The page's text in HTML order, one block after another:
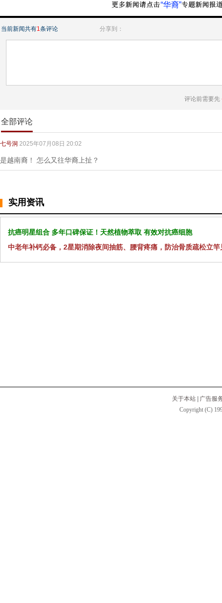
“华裔”
当前新闻共有1条评论 分享到：
评论前需要先
全部评论
七号洞 2025年07月08日 20:02
是越南裔！ 怎么又往华裔上扯？
实用资讯
抗癌明星组合 多年口碑保证！天然植物萃取 有效对抗癌细胞
中老年补钙必备，2星期消除夜间抽筋、腰背疼痛，防治骨质疏松立竿
关于本站
广告服
Copyright (C)